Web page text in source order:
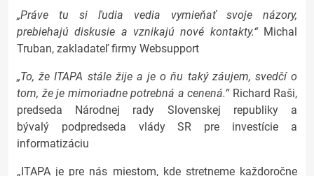
„Práve tu si ľudia vedia vymieňať svoje názory,
prebiehajú diskusie a vznikajú nové kontakty.“Michal
Truban, zakladateľ firmy Websupport
„To, že ITAPA stále žije a je o ňu taký záujem, svedčí o
tom, že je mimoriadne potrebná a cenená.“Richard Raši,
predseda Národnej rady Slovenskej republiky a
bývalý podpredseda vlády SR pre investície a
informatizáciu
„ITAPA je pre nás miestom, kde stretneme každoročne